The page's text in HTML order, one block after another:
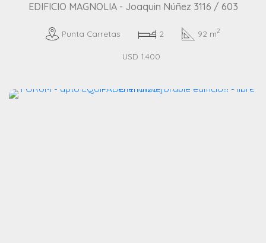
EDIFICIO MAGNOLIA - Joaquin Núñez 3116 / 603
Punta Carretas 2 92 m2
USD 1.400